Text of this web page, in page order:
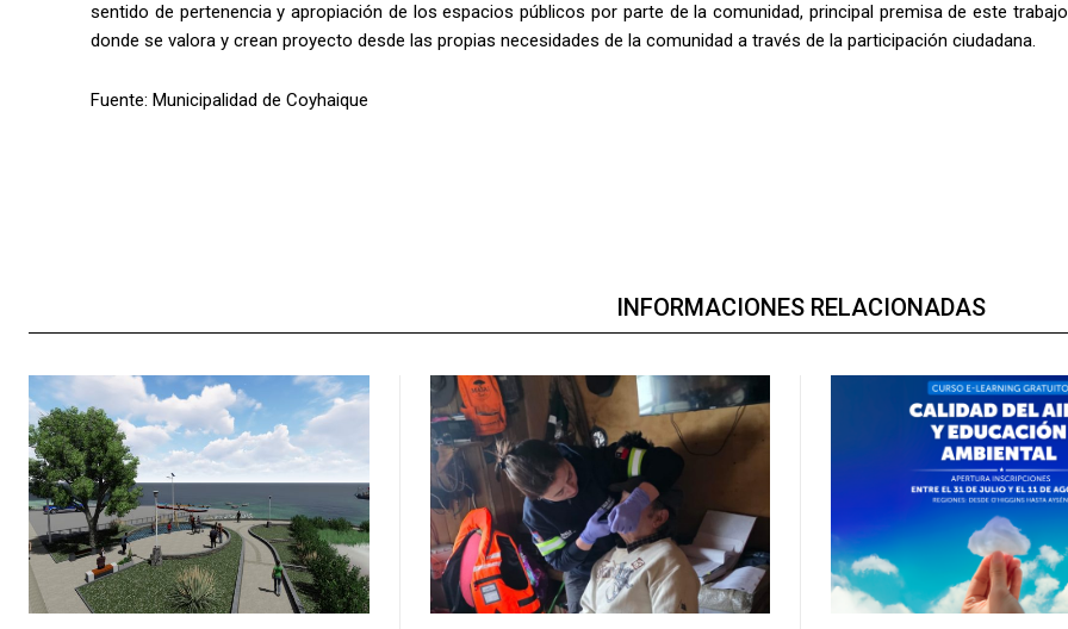
sentido de pertenencia y apropiación de los espacios públicos por parte de la comunidad, principal premisa de este trabajo
donde se valora y crean proyecto desde las propias necesidades de la comunidad a través de la participación ciudadana.
Fuente: Municipalidad de Coyhaique
INFORMACIONES RELACIONADAS